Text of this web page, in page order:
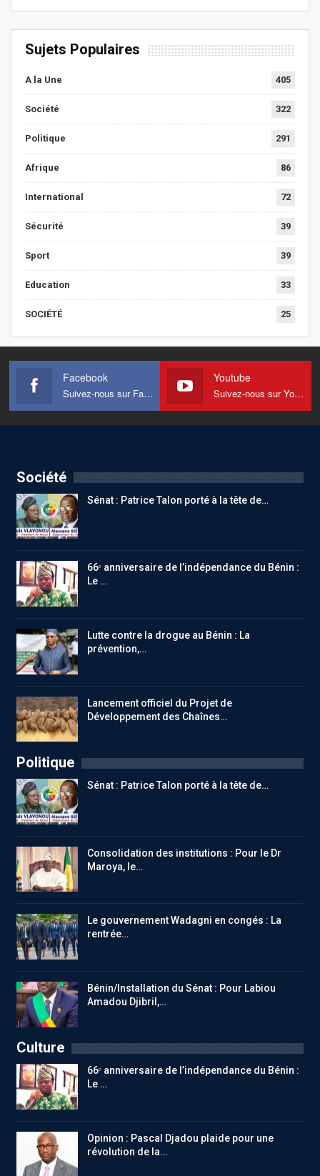
Sujets Populaires
A la Une 405
Société 322
Politique 291
Afrique 86
International 72
Sécurité 39
Sport 39
Education 33
SOCIÉTÉ 25
Facebook
Suivez-nous sur Facebook
Youtube
Suivez-nous sur Youtube
Société
Sénat : Patrice Talon porté à la tête de…
66ᵉ anniversaire de l’indépendance du Bénin :
Le …
Lutte contre la drogue au Bénin : La
prévention,…
Lancement officiel du Projet de
Développement des Chaînes…
Politique
Sénat : Patrice Talon porté à la tête de…
Consolidation des institutions : Pour le Dr
Maroya, le…
Le gouvernement Wadagni en congés : La
rentrée…
Bénin/Installation du Sénat : Pour Labiou
Amadou Djibril,…
Culture
66ᵉ anniversaire de l’indépendance du Bénin :
Le …
Opinion : Pascal Djadou plaide pour une
révolution de la…